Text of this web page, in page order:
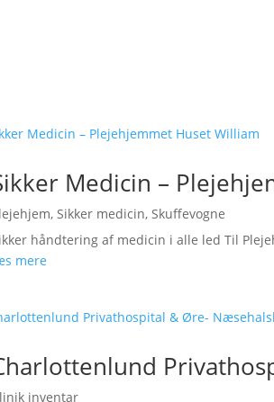
Medicin –
, Sikker medicin, Skuffevogne
håndtering af medicin i alle led Til
mere
inventar